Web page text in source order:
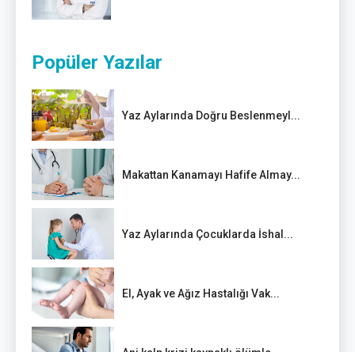
Popüler Yazılar
Yaz Aylarında Doğru Beslenmeyl...
Makattan Kanamayı Hafife Almay...
Yaz Aylarında Çocuklarda İshal...
El, Ayak ve Ağız Hastalığı Vak...